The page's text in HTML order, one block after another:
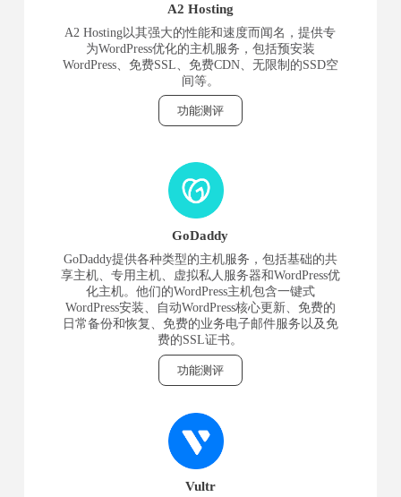
A2 Hosting
A2 Hosting以其强大的性能和速度而闻名，提供专
为WordPress优化的主机服务，包括预安装
WordPress、免费SSL、免费CDN、无限制的SSD空
间等。
功能测评
GoDaddy
GoDaddy提供各种类型的主机服务，包括基础的共
享主机、专用主机、虚拟私人服务器和WordPress优
化主机。他们的WordPress主机包含一键式
WordPress安装、自动WordPress核心更新、免费的
日常备份和恢复、免费的业务电子邮件服务以及免
费的SSL证书。
功能测评
Vultr